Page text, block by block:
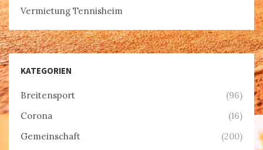
Vermietung Tennisheim
KATEGORIEN
Breitensport
(96)
Corona
(16)
Gemeinschaft
(200)